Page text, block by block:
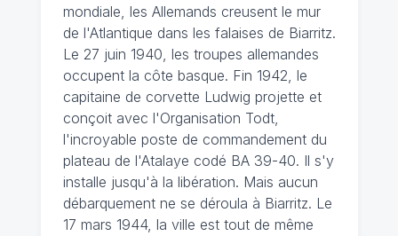
mondiale, les Allemands creusent le mur
de l'Atlantique dans les falaises de Biarritz.
Le 27 juin 1940, les troupes allemandes
occupent la côte basque. Fin 1942, le
capitaine de corvette Ludwig projette et
conçoit avec l'Organisation Todt,
l'incroyable poste de commandement du
plateau de l'Atalaye codé BA 39-40. Il s'y
installe jusqu'à la libération. Mais aucun
débarquement ne se déroula à Biarritz. Le
17 mars 1944, la ville est tout de même